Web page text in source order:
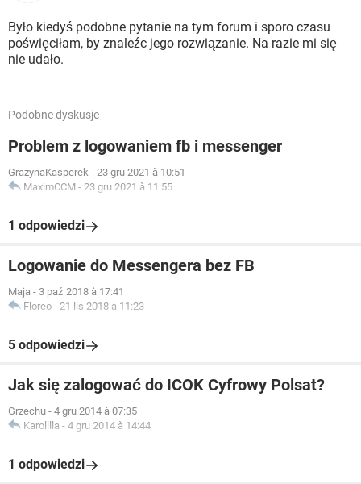
Było kiedyś podobne pytanie na tym forum i sporo czasu
poświęciłam, by znaleźc jego rozwiązanie. Na razie mi się
nie udało.
Podobne dyskusje
Problem z logowaniem fb i messenger
GrazynaKasperek - 23 gru 2021 à 10:51
MaximCCM - 23 gru 2021 à 11:55
1 odpowiedzi
Logowanie do Messengera bez FB
Maja - 3 paź 2018 à 17:41
Floreo - 21 lis 2018 à 11:23
5 odpowiedzi
Jak się zalogować do ICOK Cyfrowy Polsat?
Grzechu - 4 gru 2014 à 07:35
Karolllla - 4 gru 2014 à 14:44
1 odpowiedzi